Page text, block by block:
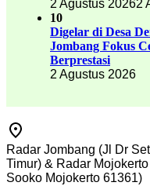
2 Agustus 20262
10
Digelar di Desa
Jombang Fokus
Berprestasi
2 Agustus 2026
Radar Jombang (Jl Dr
Timur) & Radar
Sooko Mojokerto 61361)